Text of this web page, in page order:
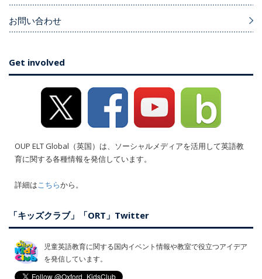
お問い合わせ
Get involved
OUP ELT Global（英国）は、ソーシャルメディアを活用して英語教
育に関する各種情報を発信しています。
詳細はこちらから。
「キッズクラブ」「ORT」Twitter
児童英語教育に関する国内イベント情報や教室で役立つアイデア
を発信しています。